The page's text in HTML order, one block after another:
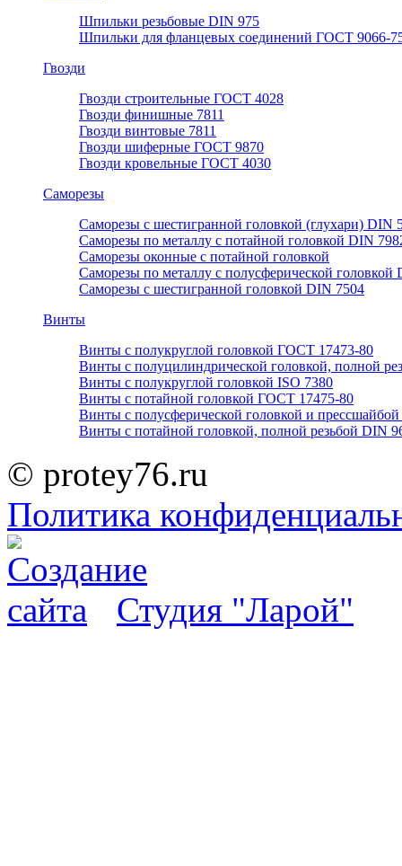
Шпильки резьбовые DIN 975
Шпильки для фланцевых соединений ГОСТ 9066-
Гвозди
Гвозди строительные ГОСТ 4028
Гвозди финишные 7811
Гвозди винтовые 7811
Гвозди шиферные ГОСТ 9870
Гвозди кровельные ГОСТ 4030
Саморезы
Саморезы с шестигранной головкой (глухари) DIN
Саморезы по металлу с потайной головкой DIN
Саморезы оконные с потайной головкой
Саморезы по металлу с полусферической головкой
Саморезы с шестигранной головкой DIN 7504
Винты
Винты с полукруглой головкой ГОСТ 17473-80
Винты с полуцилиндрической головкой, полной
Винты с полукруглой головкой ISO 7380
Винты с потайной головкой ГОСТ 17475-80
Винты с полусферической головкой и
Винты с потайной головкой, полной резьбой DIN
© protey76.ru
Политика
Студия "Ларой"